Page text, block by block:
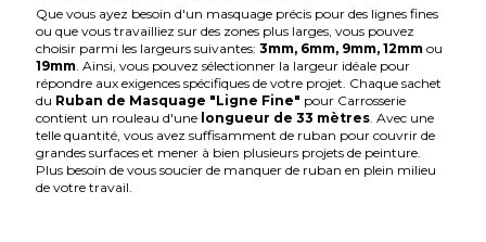
Que vous ayez besoin d'un masquage précis pour des lignes fines
ou que vous travailliez sur des zones plus larges, vous pouvez
choisir parmi les largeurs suivantes: 3mm, 6mm, 9mm, 12mm ou
19mm . Ainsi, vous pouvez sélectionner la largeur idéale pour
répondre aux exigences spécifiques de votre projet. Chaque sachet
du Ruban de Masquage "Ligne Fine" pour Carrosserie
contient un rouleau d'une longueur de 33 mètres . Avec une
telle quantité, vous avez suffisamment de ruban pour couvrir de
grandes surfaces et mener à bien plusieurs projets de peinture.
Plus besoin de vous soucier de manquer de ruban en plein milieu
de votre travail.